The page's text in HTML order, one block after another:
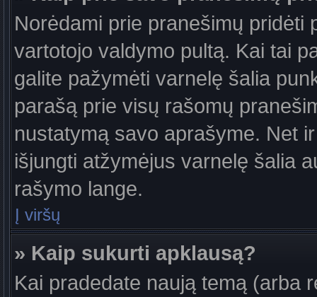
Norėdami prie pranešimų pridėti
vartotojo valdymo pultą. Kai tai
galite pažymėti varnelę šalia
parašą prie visų rašomų
nustatymą savo aprašyme. Net
išjungti atžymėjus varnelę šalia
rašymo lange.
Į viršų
» Kaip sukurti apklausą?
Kai pradedate naują temą (arba